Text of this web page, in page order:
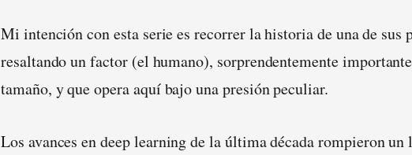
Mi intención con esta serie es recorrer la historia de una de sus
resaltando un factor (el humano), sorprendentemente
tamaño, y que opera aquí bajo una presión peculiar.
Los avances en deep learning de la última década rompieron